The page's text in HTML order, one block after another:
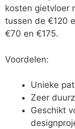
kosten gietvloer
tussen de €120
€70 en €175.
Voordelen:
Unieke
Zeer
Geschikt